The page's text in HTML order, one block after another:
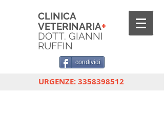
CLINICA
VETERINARIA+
DOTT. GIANNI
RUFFIN
URGENZE:3358398512
condividi